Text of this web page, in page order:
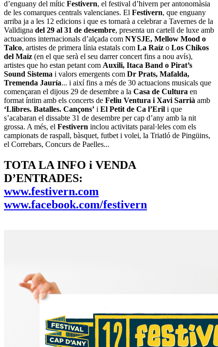
d’enguany del mític Festivern, el festival d’hivern per antonomàsia
de les comarques centrals valencianes. El Festivern, que enguany
arriba ja a les 12 edicions i que es tornarà a celebrar a Tavernes de la
Valldigna del 29 al 31 de desembre, presenta un cartell de luxe amb
actuacions internacionals d’alçada com NYSJE, Mellow Mood o
Talco, artistes de primera línia estatals com La Raíz o Los Chikos
del Maíz (en el que serà el seu darrer concert fins a nou avís),
artistes que ho estan petant com Auxili, Itaca Band o Pirat’s
Sound Sistema i valors emergents com Dr Prats, Mafalda,
Tremenda Jauría... i així fins a més de 30 actuacions musicals que
començaran el dijous 29 de desembre a la Casa de Cultura en
format íntim amb els concerts de Feliu Ventura i Xavi Sarrià amb
‘Llibres. Batalles. Cançons’ i El Petit de Ca l’Eril i que
s’acabaran el dissabte 31 de desembre per cap d’any amb la nit
grossa. A més, el Festivern inclou activitats paral·leles com els
campionats de raspall, bàsquet, futbet i volei, la Triatló de Pingüins,
el Correbars, Concurs de Paelles...
TOTA LA INFO i VENDA
D’ENTRADES:
www.festivern.com
www.facebook.com/festivern